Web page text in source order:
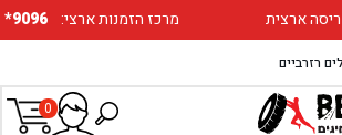
*9096 :מרכז הזמנות ארצי ארצית
רזרביים
0